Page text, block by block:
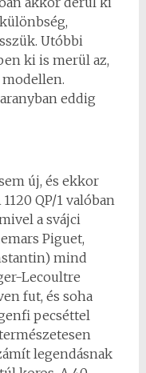
Utóbbi
ki is merül az,
eddig
új, és ekkor
QP/1 valóban
a svájci
Piguet,
mind
Lecoultre
fut, és soha
pecséttel
legendásnak